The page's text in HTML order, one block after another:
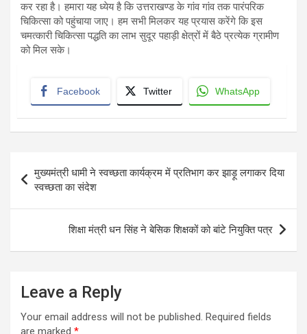
कर रहा है। हमारा यह ध्येय है कि उत्तराखण्ड के गांव गांव तक पारंपरिक
चिकित्सा को पहुंचाया जाए। हम सभी मिलकर यह प्रयास करेंगे कि इस
चमत्कारी चिकित्सा पद्धति का लाभ सुदूर पहाड़ी क्षेत्रों में बैठे प्रत्येक ग्रामीण
को मिल सके।
Facebook Twitter WhatsApp
navigation
मुख्यमंत्री धामी ने स्वच्छता कार्यक्रम में प्रतिभाग कर झाड़ू लगाकर दिया
स्वच्छता का संदेश
शिक्षा मंत्री धन सिंह ने बेसिक शिक्षकों को बांटे नियुक्ति पत्र
Leave a Reply
Your email address will not be published. Required fields
are marked *